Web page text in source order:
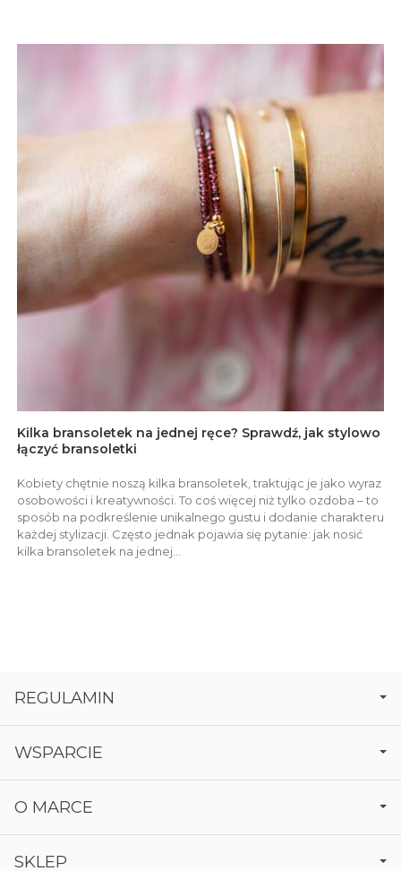
Kilka bransoletek na jednej ręce? Sprawdź, jak stylowo
łączyć bransoletki
Kobiety chętnie noszą kilka bransoletek, traktując je jako wyraz
osobowości i kreatywności. To coś więcej niż tylko ozdoba – to
sposób na podkreślenie unikalnego gustu i dodanie charakteru
każdej stylizacji. Często jednak pojawia się pytanie: jak nosić
kilka bransoletek na jednej...
REGULAMIN
WSPARCIE
O MARCE
SKLEP